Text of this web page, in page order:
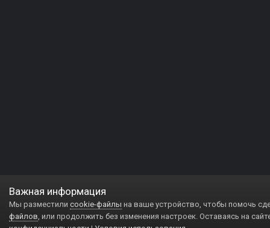
Важная информация
Мы разместили cookie-файлы на ваше устройство, чтобы помочь
файлов, или продолжить без изменения настроек. Оставаясь на